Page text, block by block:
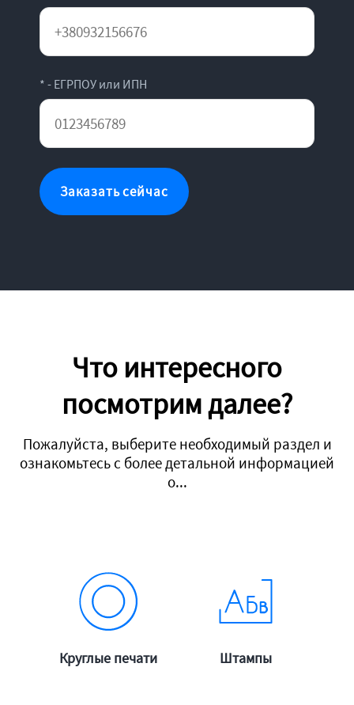
* - ЕГРПОУ или ИПН
Что интересного
посмотрим далее?
Пожалуйста, выберите необходимый раздел и
ознакомьтесь с более детальной информацией
о...
Круглые печати Штампы